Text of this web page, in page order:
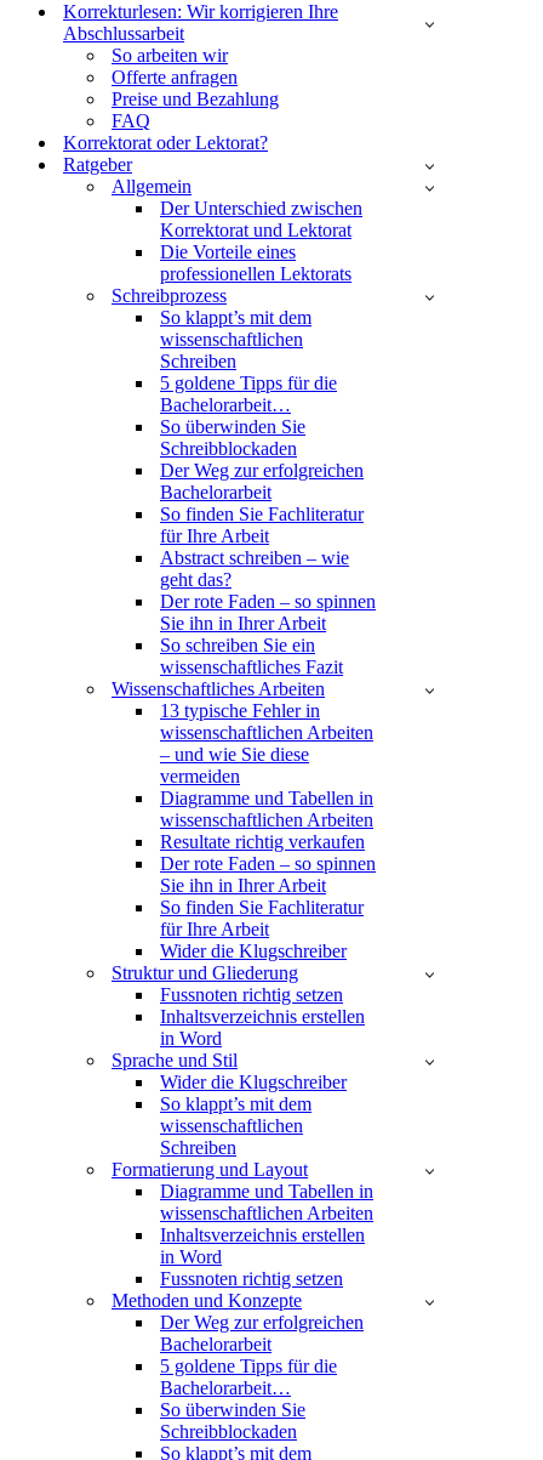
Korrekturlesen: Wir korrigieren Ihre
Abschlussarbeit
So arbeiten wir
Offerte anfragen
Preise und Bezahlung
FAQ
Korrektorat oder Lektorat?
Ratgeber
Allgemein
Der Unterschied zwischen
Korrektorat und Lektorat
Die Vorteile eines
professionellen Lektorats
Schreibprozess
So klappt’s mit dem
wissenschaftlichen
Schreiben
5 goldene Tipps für die
Bachelorarbeit…
So überwinden Sie
Schreibblockaden
Der Weg zur erfolgreichen
Bachelorarbeit
So finden Sie Fachliteratur
für Ihre Arbeit
Abstract schreiben – wie
geht das?
Der rote Faden – so spinnen
Sie ihn in Ihrer Arbeit
So schreiben Sie ein
wissenschaftliches Fazit
Wissenschaftliches Arbeiten
13 typische Fehler in
wissenschaftlichen Arbeiten
– und wie Sie diese
vermeiden
Diagramme und Tabellen in
wissenschaftlichen Arbeiten
Resultate richtig verkaufen
Der rote Faden – so spinnen
Sie ihn in Ihrer Arbeit
So finden Sie Fachliteratur
für Ihre Arbeit
Wider die Klugschreiber
Struktur und Gliederung
Fussnoten richtig setzen
Inhaltsverzeichnis erstellen
in Word
Sprache und Stil
Wider die Klugschreiber
So klappt’s mit dem
wissenschaftlichen
Schreiben
Formatierung und Layout
Diagramme und Tabellen in
wissenschaftlichen Arbeiten
Inhaltsverzeichnis erstellen
in Word
Fussnoten richtig setzen
Methoden und Konzepte
Der Weg zur erfolgreichen
Bachelorarbeit
5 goldene Tipps für die
Bachelorarbeit…
So überwinden Sie
Schreibblockaden
So klappt’s mit dem